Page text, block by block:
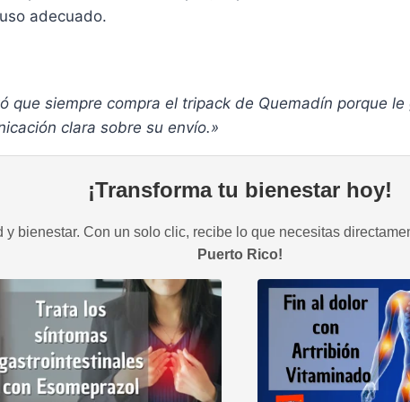
adecuado.
que siempre compra el tripack de Quemadín porque
clara sobre su envío.»
¡Transforma tu bienestar hoy!
bienestar. Con un solo clic, recibe lo que necesitas
Puerto Rico!